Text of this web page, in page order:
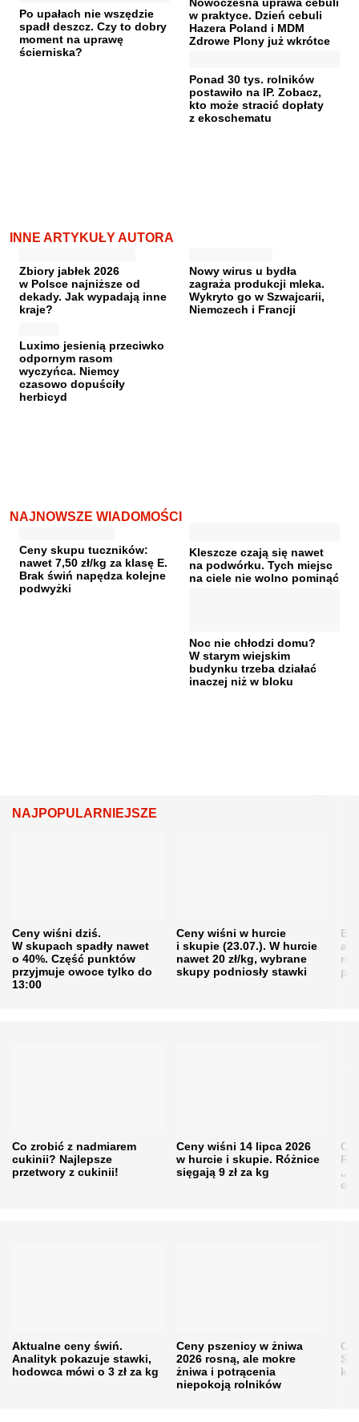
Po upałach nie wszędzie
spadł deszcz. Czy to dobry
moment na uprawę
ścierniska?
w praktyce. Dzień cebuli
Hazera Poland i MDM
Zdrowe Plony już wkrótce
Ponad 30 tys. rolników
postawiło na IP. Zobacz,
kto może stracić dopłaty
z ekoschematu
INNE ARTYKUŁY AUTORA
Zbiory jabłek 2026
w Polsce najniższe od
dekady. Jak wypadają inne
kraje?
Nowy wirus u bydła
zagraża produkcji mleka.
Wykryto go w Szwajcarii,
Niemczech i Francji
Luximo jesienią przeciwko
odpornym rasom
wyczyńca. Niemcy
czasowo dopuściły
herbicyd
NAJNOWSZE WIADOMOŚCI
Ceny skupu tuczników:
nawet 7,50 zł/kg za klasę E.
Brak świń napędza kolejne
podwyżki
Kleszcze czają się nawet
na podwórku. Tych miejsc
na ciele nie wolno pominąć
Noc nie chłodzi domu?
W starym wiejskim
budynku trzeba działać
inaczej niż w bloku
NAJPOPULARNIEJSZE
Ceny wiśni dziś.
W skupach spadły nawet
o 40%. Część punktów
przyjmuje owoce tylko do
13:00
Ceny wiśni w hurcie
i skupie (23.07.). W hurcie
nawet 20 zł/kg, wybrane
skupy podniosły stawki
Co zrobić z nadmiarem
cukinii? Najlepsze
przetwory z cukinii!
Ceny wiśni 14 lipca 2026
w hurcie i skupie. Różnice
sięgają 9 zł za kg
Aktualne ceny świń.
Analityk pokazuje stawki,
hodowca mówi o 3 zł za kg
Ceny pszenicy w żniwa
2026 rosną, ale mokre
żniwa i potrącenia
niepokoją rolników